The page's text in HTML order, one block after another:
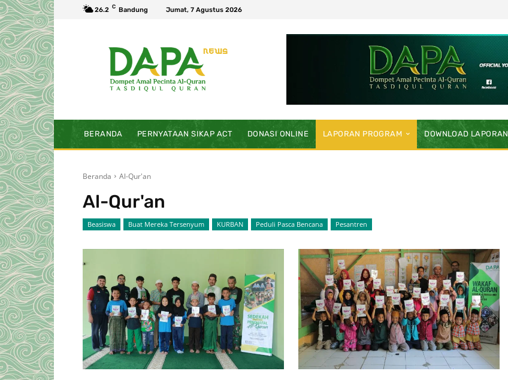
26.2 C Bandung Jumat, 7 Agustus 2026
BERANDA PERNYATAAN SIKAP ACT DONASI ONLINE LAPORAN PROGRAM DOWNLOAD LAPORAN
Beranda Al-Qur'an
Al-Qur'an
Beasiswa Buat Mereka Tersenyum KURBAN Peduli Pasca Bencana Pesantren